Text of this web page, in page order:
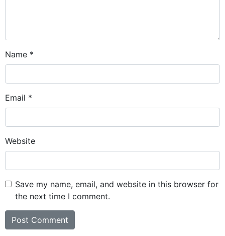
Name *
Email *
Website
Save my name, email, and website in this browser for
the next time I comment.